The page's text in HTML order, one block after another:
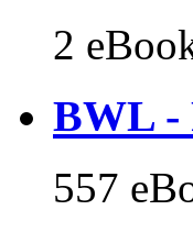
2
BWL -
557